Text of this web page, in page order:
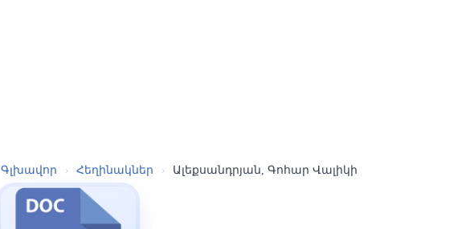
Գլխավոր › Հեղինակներ › Ալեքսանդրյան, Գոհար Վալիկի